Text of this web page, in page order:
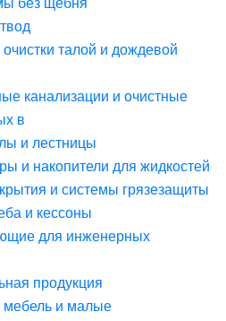
без щебня
талой и дождевой
канализации и очистные
в
и лестницы
и накопители для жидкостей
и системы грязезащиты
и кессоны
для инженерных
продукция
мебель и малые